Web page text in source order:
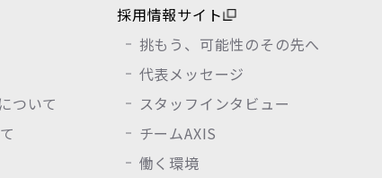
ついて
採用情報サイト
挑もう、可能性のその先へ
代表メッセージ
スタッフインタビュー
チームAXIS
働く環境